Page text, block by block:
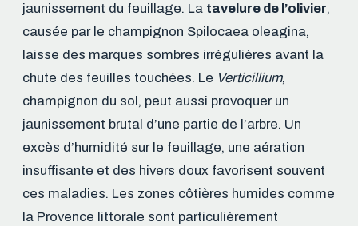
jaunissement du feuillage. La tavelure de l’olivier,
causée par le champignon Spilocaea oleagina,
laisse des marques sombres irrégulières avant la
chute des feuilles touchées. Le Verticillium,
champignon du sol, peut aussi provoquer un
jaunissement brutal d’une partie de l’arbre. Un
excès d’humidité sur le feuillage, une aération
insuffisante et des hivers doux favorisent souvent
ces maladies. Les zones côtières humides comme
la Provence littorale sont particulièrement